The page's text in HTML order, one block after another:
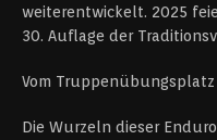
weiterentwickelt. 2025
30. Auflage der
Vom
Die Wurzeln dieser